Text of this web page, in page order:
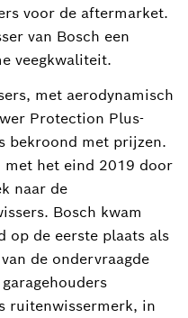
voor de aftermarket.
van Bosch een
veegkwaliteit.
met aerodynamisch
Protection Plus-
bekroond met prijzen.
met het eind 2019 door
naar de
Bosch kwam
op de eerste plaats als
de ondervraagde
ruitenwissermerk, in